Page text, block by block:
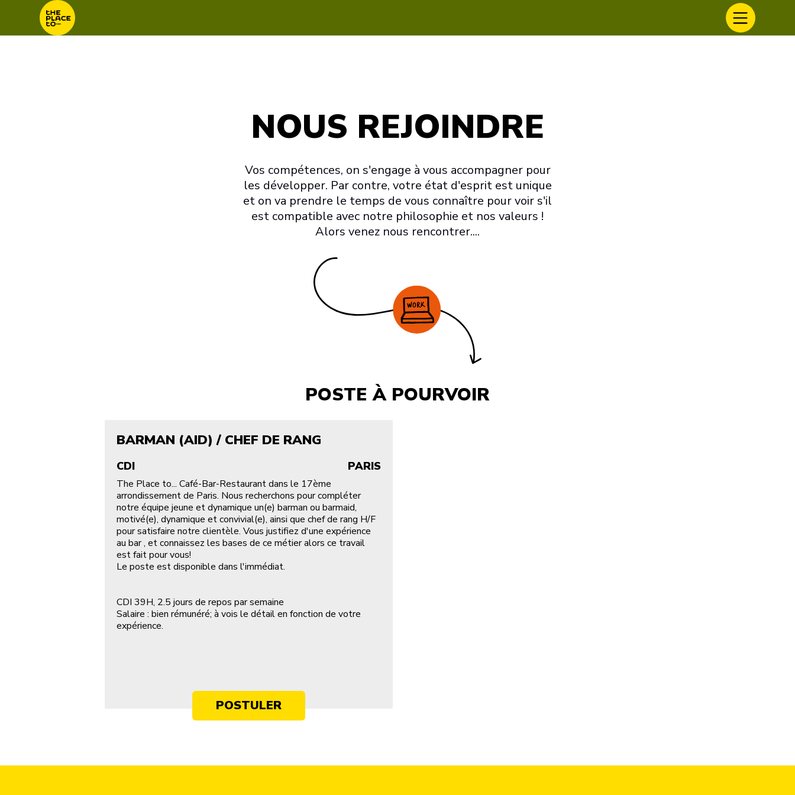
NOUS REJOINDRE
Vos compétences, on s'engage à vous accompagner pour
les développer. Par contre, votre état d'esprit est unique
et on va prendre le temps de vous connaître pour voir s'il
est compatible avec notre philosophie et nos valeurs !
Alors venez nous rencontrer....
POSTE À POURVOIR
BARMAN (AID) / CHEF DE RANG
CDI PARIS
The Place to... Café-Bar-Restaurant dans le 17ème
arrondissement de Paris. Nous recherchons pour compléter
notre équipe jeune et dynamique un(e) barman ou barmaid,
motivé(e), dynamique et convivial(e), ainsi que chef de rang H/F
pour satisfaire notre clientèle. Vous justifiez d'une expérience
au bar , et connaissez les bases de ce métier alors ce travail
est fait pour vous!
Le poste est disponible dans l'immédiat.
CDI 39H, 2.5 jours de repos par semaine
Salaire : bien rémunéré; à vois le détail en fonction de votre
expérience.
POSTULER